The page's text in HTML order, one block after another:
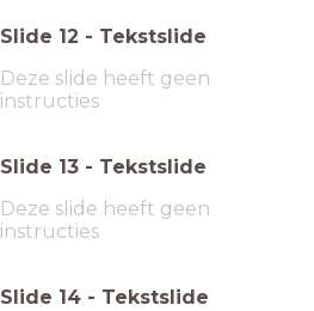
Slide 12 - Tekstslide
Deze slide heeft geen
instructies
Slide 13 - Tekstslide
Deze slide heeft geen
instructies
Slide 14 - Tekstslide